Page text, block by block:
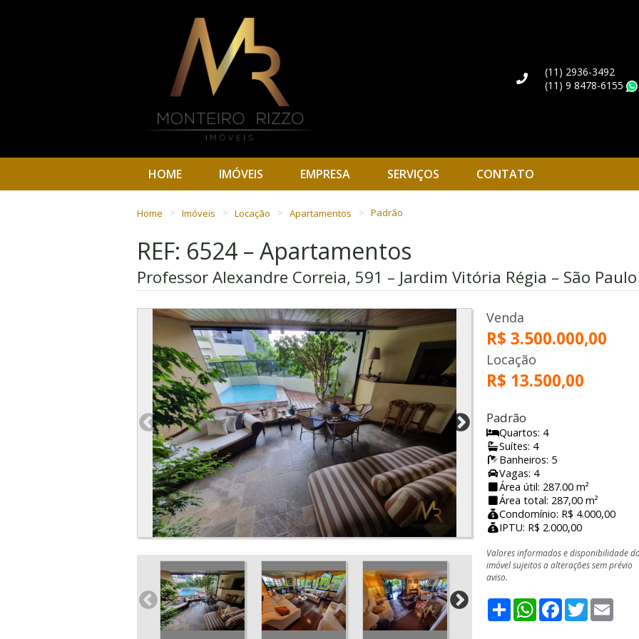
(11) 2936-3492
(11) 9 8478-6155
HOME IMÓVEIS EMPRESA SERVIÇOS CONTATO
Home Imóveis Locação Apartamentos Padrão
REF: 6524 – Apartamentos
Professor Alexandre Correia, 591 – Jardim Vitória Régia – São Paulo
Venda
R$ 3.500.000,00
Locação
R$ 13.500,00
Padrão
Quartos: 4
Suítes: 4
Banheiros: 5
Vagas: 4
Área útil: 287.00 m²
Área total: 287,00 m²
Condomínio: R$ 4.000,00
IPTU: R$ 2.000,00
Valores informados e disponibilidade
imóvel sujeitos a alterações sem prévio
aviso.
ShareWhatsApp
Facebook
Twitter